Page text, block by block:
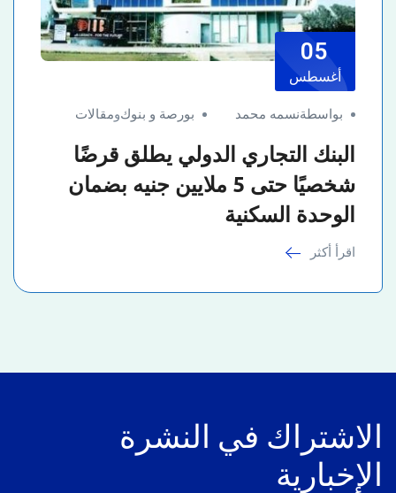
05
أغسطس
بواسطةنسمه محمد بورصة و بنوكومقالات
البنك التجاري الدولي يطلق قرضًا
شخصيًا حتى 5 ملايين جنيه بضمان
الوحدة السكنية
اقرأ أكثر
الاشتراك في النشرة
الإخبارية